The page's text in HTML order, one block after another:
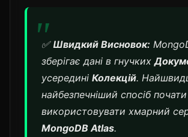
✅Швидкий Висновок:
зберігає дані в гнучких
усередині Колекцій.
найбезпечніший спосіб
використовувати хмарний
MongoDB Atlas.